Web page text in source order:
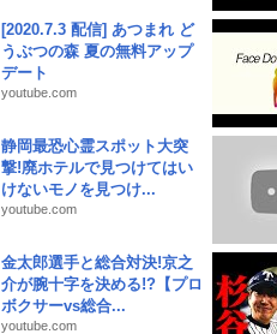
[2020.7.3 配信] あつまれ ど
うぶつの森 夏の無料アップ
デート
youtube.com
静岡最恐心霊スポット大突
撃!廃ホテルで見つけてはい
けないモノを見つけ...
youtube.com
金太郎選手と総合対決!京之
介が腕十字を決める!?【プロ
ボクサーvs総合...
youtube.com